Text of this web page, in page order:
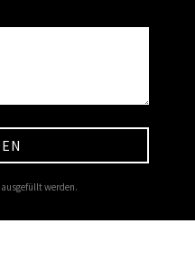
werden.